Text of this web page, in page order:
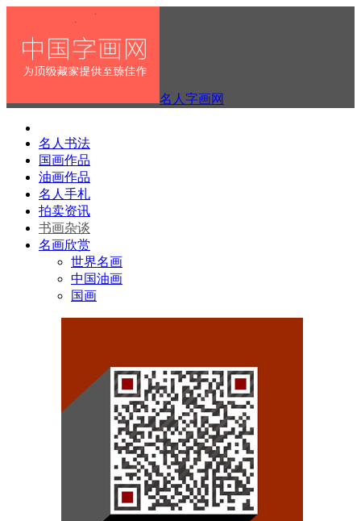
名人字画网
名人书法
国画作品
油画作品
名人手札
拍卖资讯
书画杂谈
名画欣赏
世界名画
中国油画
国画